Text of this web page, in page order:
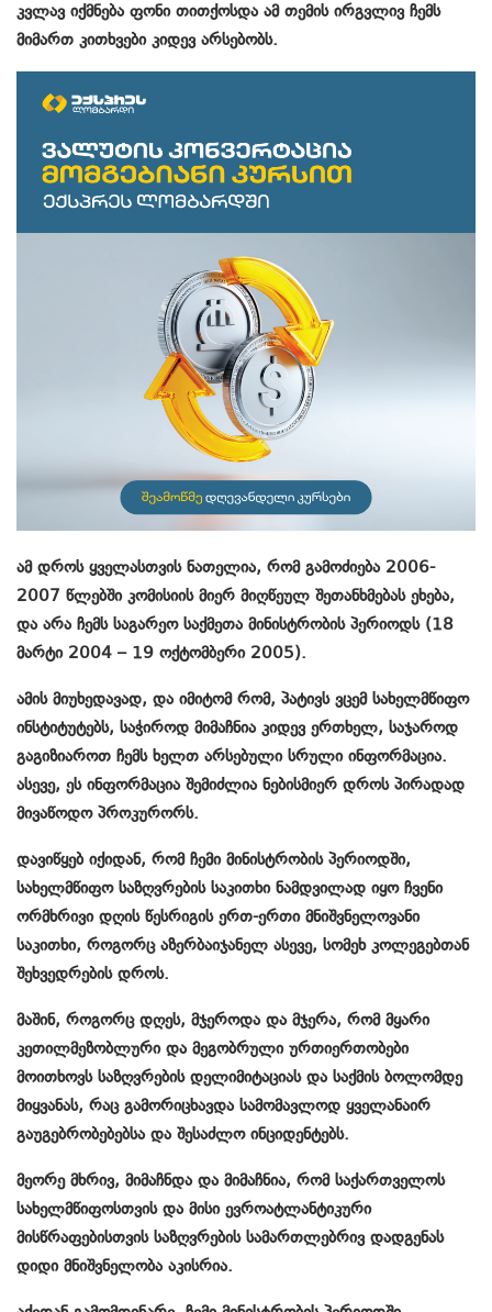
კვლავ იქმნება ფონი თითქოსდა ამ თემის ირგვლივ ჩემს
მიმართ კითხვები კიდევ არსებობს.
ამ დროს ყველასთვის ნათელია, რომ გამოძიება 2006-
2007 წლებში კომისიის მიერ მიღწეულ შეთანხმებას ეხება,
და არა ჩემს საგარეო საქმეთა მინისტრობის პერიოდს (18
მარტი 2004 – 19 ოქტომბერი 2005).
ამის მიუხედავად, და იმიტომ რომ, პატივს ვცემ სახელმწიფო
ინსტიტუტებს, საჭიროდ მიმაჩნია კიდევ ერთხელ, საჯაროდ
გაგიზიაროთ ჩემს ხელთ არსებული სრული ინფორმაცია.
ასევე, ეს ინფორმაცია შემიძლია ნებისმიერ დროს პირადად
მივაწოდო პროკურორს.
დავიწყებ იქიდან, რომ ჩემი მინისტრობის პერიოდში,
სახელმწიფო საზღვრების საკითხი ნამდვილად იყო ჩვენი
ორმხრივი დღის წესრიგის ერთ-ერთი მნიშვნელოვანი
საკითხი, როგორც აზერბაიჯანელ ასევე, სომეხ კოლეგებთან
შეხვედრების დროს.
მაშინ, როგორც დღეს, მჯეროდა და მჯერა, რომ მყარი
კეთილმეზობლური და მეგობრული ურთიერთობები
მოითხოვს საზღვრების დელიმიტაციას და საქმის ბოლომდე
მიყვანას, რაც გამორიცხავდა სამომავლოდ ყველანაირ
გაუგებრობებებსა და შესაძლო ინციდენტებს.
მეორე მხრივ, მიმაჩნდა და მიმაჩნია, რომ საქართველოს
სახელმწიფოსთვის და მისი ევროატლანტიკური
მისწრაფებისთვის საზღვრების სამართლებრივ დადგენას
დიდი მნიშვნელობა აკისრია.